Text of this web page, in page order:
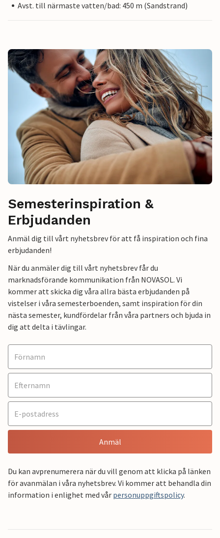
Avst. till närmaste vatten/bad: 450 m (Sandstrand)
Semesterinspiration &
Erbjudanden
Anmäl dig till vårt nyhetsbrev för att få inspiration och fina
erbjudanden!
När du anmäler dig till vårt nyhetsbrev får du
marknadsförande kommunikation från NOVASOL. Vi
kommer att skicka dig våra allra bästa erbjudanden på
vistelser i våra semesterboenden, samt inspiration för din
nästa semester, kundfördelar från våra partners och bjuda in
dig att delta i tävlingar.
Anmäl
Du kan avprenumerera när du vill genom att klicka på länken
för avanmälan i våra nyhetsbrev. Vi kommer att behandla din
information i enlighet med vår personuppgiftspolicy.